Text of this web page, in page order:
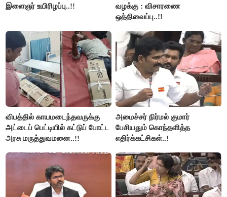
இளைஞர் உயிரிழப்பு..!!
வழக்கு : விசாரணை
ஒத்திவைப்பு..!!
விபத்தில் காயமடைந்தவருக்கு
அட்டைப் பெட்டியில் கட்டுப் போட்ட
அரசு மருத்துவமனை..!!
அமைச்சர் நிர்மல் குமார்
பேசியதும் கொந்தளித்த
எதிர்க்கட்சிகள்..!